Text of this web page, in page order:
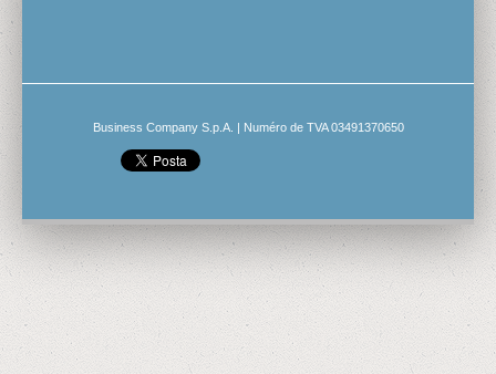
Business Company S.p.A. | Numéro de TVA 03491370650